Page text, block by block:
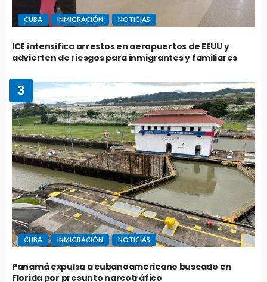
CUBA INMIGRACIÓN NOTICIAS
ICE intensifica arrestos en aeropuertos de EEUU y
advierten de riesgos para inmigrantes y familiares
3
CUBA INMIGRACIÓN NOTICIAS
Panamá expulsa a cubanoamericano buscado en
Florida por presunto narcotráfico